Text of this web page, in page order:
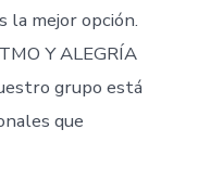
la mejor opción.
Y ALEGRÍA
grupo está
que